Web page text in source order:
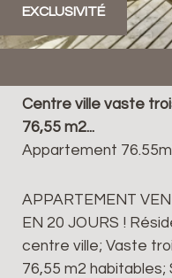
EXCLUSIVITÉ
Centre ville vaste
76,55 m2...
Appartement
APPARTEMENT
EN 20 JOURS !
centre ville; Vaste
76,55 m2 habitables;